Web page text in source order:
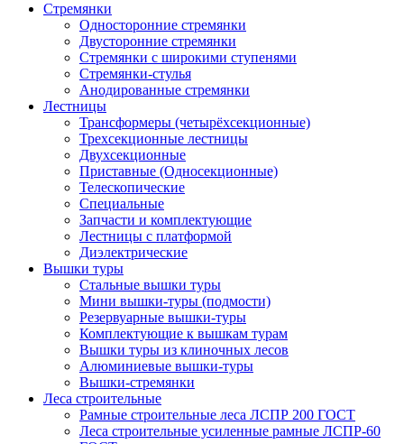
Стремянки
Односторонние стремянки
Двусторонние стремянки
Стремянки с широкими ступенями
Стремянки-стулья
Анодированные стремянки
Лестницы
Трансформеры (четырёхсекционные)
Трехсекционные лестницы
Двухсекционные
Приставные (Односекционные)
Телескопические
Специальные
Запчасти и комплектующие
Лестницы с платформой
Диэлектрические
Вышки туры
Стальные вышки туры
Мини вышки-туры (подмости)
Резервуарные вышки-туры
Комплектующие к вышкам турам
Вышки туры из клиночных лесов
Алюминиевые вышки-туры
Вышки-стремянки
Леса строительные
Рамные строительные леса ЛСПР 200 ГОСТ
Леса строительные усиленные рамные ЛСПР-60